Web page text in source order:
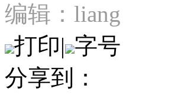
编辑：liang
打印| 字号
分享到：